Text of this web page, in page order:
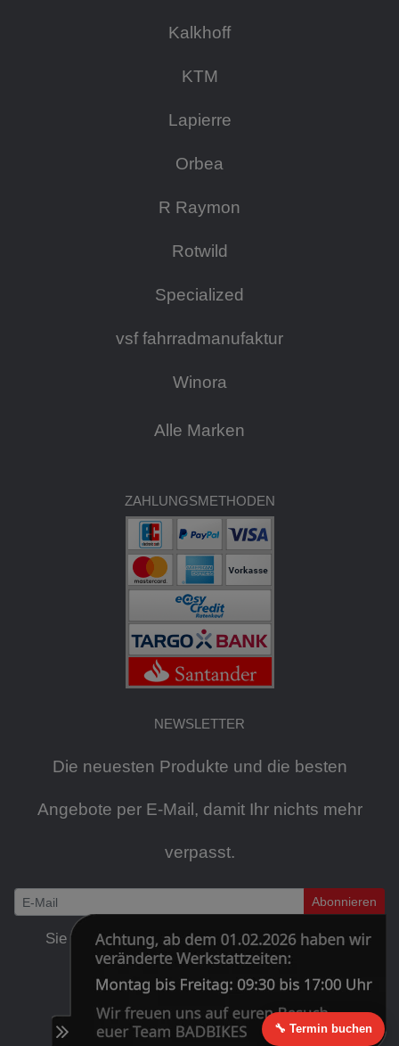
Kalkhoff
KTM
Lapierre
Orbea
R Raymon
Rotwild
Specialized
vsf fahrradmanufaktur
Winora
Alle Marken
ZAHLUNGSMETHODEN
NEWSLETTER
Die neuesten Produkte und die besten
Angebote per E-Mail, damit Ihr nichts mehr
verpasst.
Abonnieren
Sie können den Newsletter jederzeit kostenlos
abbestellen .
🔧 Termin buchen